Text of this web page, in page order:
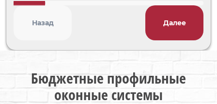
Назад Далее
Бюджетные профильные
оконные системы